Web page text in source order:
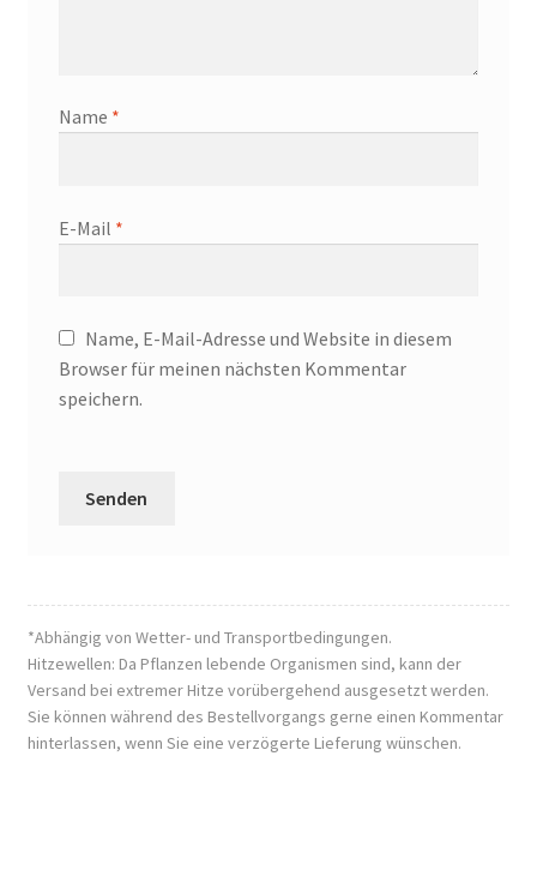
Name *
E-Mail *
Name, E-Mail-Adresse und Website in diesem
Browser für meinen nächsten Kommentar
speichern.
*Abhängig von Wetter- und Transportbedingungen.
Hitzewellen: Da Pflanzen lebende Organismen sind, kann der
Versand bei extremer Hitze vorübergehend ausgesetzt werden.
Sie können während des Bestellvorgangs gerne einen Kommentar
hinterlassen, wenn Sie eine verzögerte Lieferung wünschen.